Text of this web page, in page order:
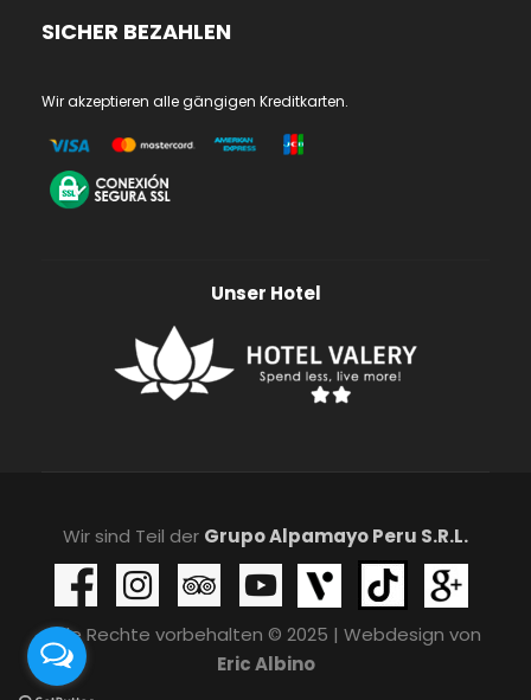
SICHER BEZAHLEN
Wir akzeptieren alle gängigen Kreditkarten.
Unser Hotel
Wir sind Teil der Grupo Alpamayo Peru S.R.L.
Alle Rechte vorbehalten © 2025 | Webdesign von
Eric Albino